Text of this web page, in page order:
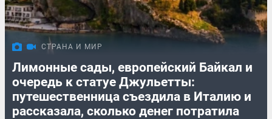
СТРАНА И МИР
Лимонные сады, европейский Байкал и
очередь к статуе Джульетты:
путешественница съездила в Италию и
рассказала, сколько денег потратила